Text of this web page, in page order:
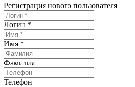
Регистрация нового пользователя
Логин *
Имя *
Фамилия
Телефон